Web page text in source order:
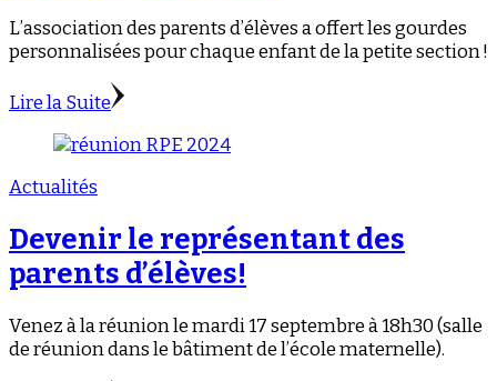
L’association des parents d’élèves a offert les gourdes
personnalisées pour chaque enfant de la petite section !
Lire la Suite
Actualités
Devenir le représentant des
parents d’élèves!
Venez à la réunion le mardi 17 septembre à 18h30 (salle
de réunion dans le bâtiment de l’école maternelle).